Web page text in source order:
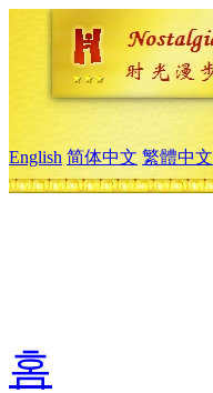
English 简体中文 繁體中文
홈